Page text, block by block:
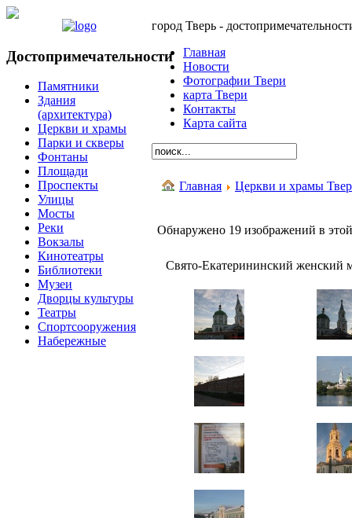
Достопримечательности
Памятники
Здания
(архитектура)
Церкви и храмы
Парки и скверы
Фонтаны
Площади
Проспекты
Улицы
Мосты
Реки
Вокзалы
Кинотеатры
Библиотеки
Музеи
Дворцы культуры
Театры
Спортсооружения
Набережные
город Тверь -
Главная
Новости
Фотографии Твери
карта Твери
Контакты
Карта сайта
Главная Церкви и храмы
Обнаружено 19 изображений в
Свято-Екатерининский женский